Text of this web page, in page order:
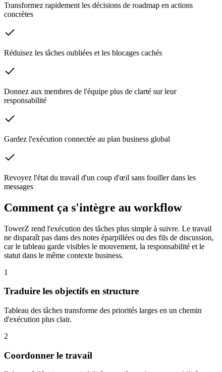
Transformez rapidement les décisions de roadmap en actions
concrètes
Réduisez les tâches oubliées et les blocages cachés
Donnez aux membres de l'équipe plus de clarté sur leur
responsabilité
Gardez l'exécution connectée au plan business global
Revoyez l'état du travail d'un coup d'œil sans fouiller dans les
messages
Comment ça s'intègre au workflow
TowerZ rend l'exécution des tâches plus simple à suivre. Le travail
ne disparaît pas dans des notes éparpillées ou des fils de discussion,
car le tableau garde visibles le mouvement, la responsabilité et le
statut dans le même contexte business.
1
Traduire les objectifs en structure
Tableau des tâches transforme des priorités larges en un chemin
d'exécution plus clair.
2
Coordonner le travail